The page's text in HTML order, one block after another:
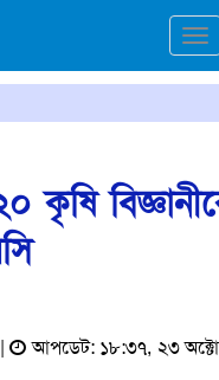
কৃষি
আপডেট: ১৮:৩৭, ২৩